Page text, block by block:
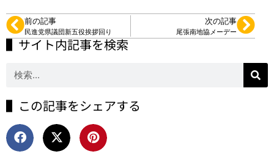
前の記事
民進党県議団新五役挨拶回り
次の記事
尾張南地協メーデー
▌サイト内記事を検索
▌この記事をシェアする